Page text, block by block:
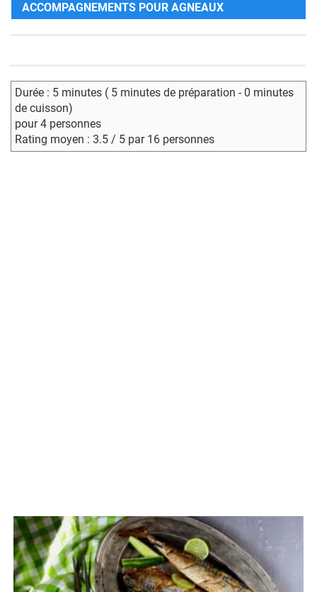
ACCOMPAGNEMENTS POUR AGNEAUX
Durée : 5 minutes ( 5 minutes de préparation - 0 minutes
de cuisson)
pour 4 personnes
Rating moyen : 3.5 / 5 par 16 personnes